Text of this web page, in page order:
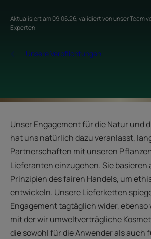
Aktualisiert am09.06.26, validiert vonunser Team
Experten.
Unsere Verpflichtungen
Unser Engagement für die Natur und
hat uns natürlich dazu veranlasst,
Partnerschaften mit unseren
Lieferanten einzugehen. Sie basieren
Prinzipien des fairen Handels, um
entwickeln. Unsere Lieferketten
Engagement tagtäglich wider, ebenso
mit der wir umweltverträgliche
die sowohl für die Anwender als auch